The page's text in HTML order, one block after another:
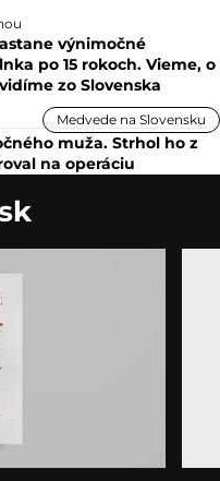
výnimočné
po 15 rokoch. Vieme, o
zo Slovenska
Medvede na Slovensku
muža. Strhol ho z
na operáciu